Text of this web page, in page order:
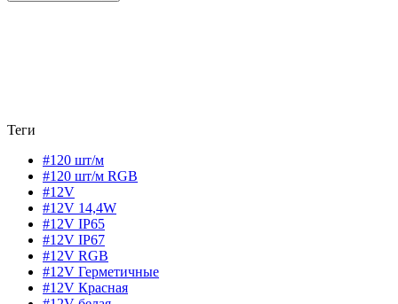
Теги
#120 шт/м
#120 шт/м RGB
#12V
#12V 14,4W
#12V IP65
#12V IP67
#12V RGB
#12V Герметичные
#12V Красная